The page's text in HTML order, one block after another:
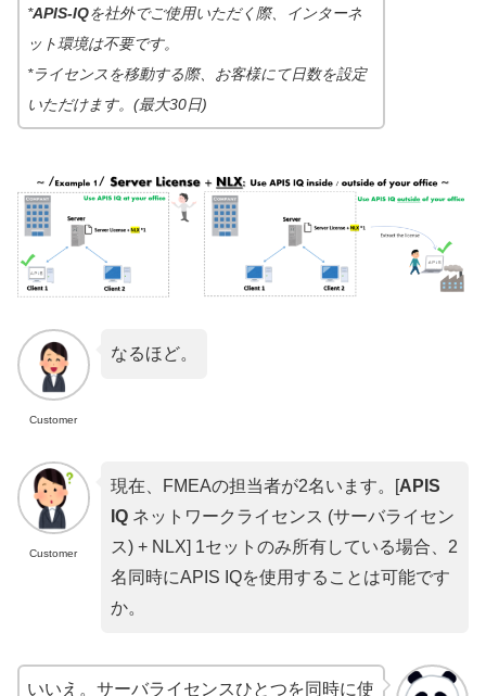
*APIS-IQを社外でご使用いただく際、インターネ
ット環境は不要です。
*ライセンスを移動する際、お客様にて日数を設定
いただけます。(最大30日)
Customer
なるほど。
Customer
現在、FMEAの担当者が2名います。[APIS
IQネットワークライセンス (サーバライセン
ス) + NLX] 1セットのみ所有している場合、2
名同時にAPIS IQを使用することは可能です
か。
いいえ。サーバライセンスひとつを同時に使